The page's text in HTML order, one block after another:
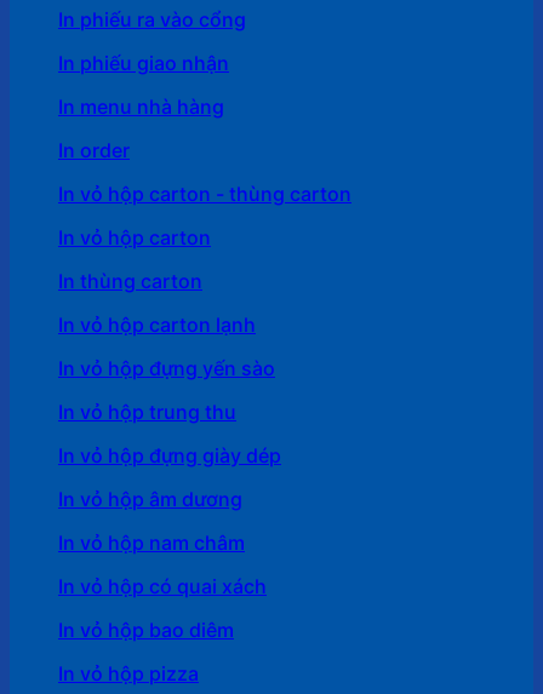
In phiếu ra vào cổng
In phiếu giao nhận
In menu nhà hàng
In order
In vỏ hộp carton - thùng carton
In vỏ hộp carton
In thùng carton
In vỏ hộp carton lạnh
In vỏ hộp đựng yến sào
In vỏ hộp trung thu
In vỏ hộp đựng giày dép
In vỏ hộp âm dương
In vỏ hộp nam châm
In vỏ hộp có quai xách
In vỏ hộp bao diêm
In vỏ hộp pizza